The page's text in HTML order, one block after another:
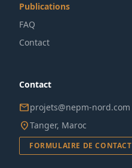
Publications
FAQ
Contact
Contact
mailprojets@nepm-nord.com
location_onTanger, Maroc
FORMULAIRE DE CONTACT